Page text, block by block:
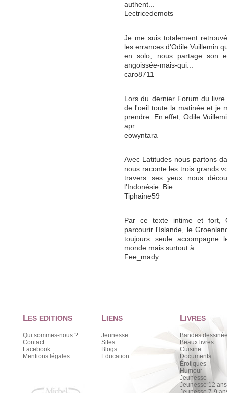
authent...
Lectricedemots
Je me suis totalement
les errances d'Odile Vuillemin
en solo, nous partage son
angoissée-mais-qui...
caro8711
Lors du dernier Forum du
de l'oeil toute la matinée et je
prendre. En effet, Odile
apr...
eowyntara
Avec Latitudes nous partons
nous raconte les trois grands
travers ses yeux nous
l'Indonésie. Bie...
Tiphaine59
Par ce texte intime et fort,
parcourir l'Islande, le
toujours seule
monde mais surtout à...
Fee_mady
LES EDITIONS
Qui sommes-nous ?
Contact
Facebook
Mentions légales
LIENS
Jeunesse
Sites
Blogs
Education
LIVRES
Bandes
Beaux livres
Cuisine
Documents
Érotiques
Humour
Jeunesse
Jeunesse 12